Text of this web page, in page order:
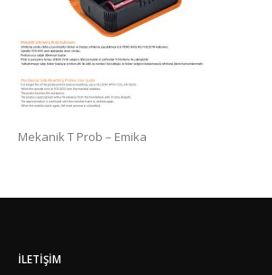
Mekanik T Prob – Emika
İLETIŞIM